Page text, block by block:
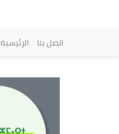
Main navigation
الرئيسية اتصل بنا